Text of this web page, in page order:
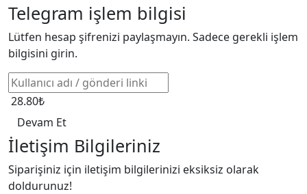
Telegram işlem bilgisi
Lütfen hesap şifrenizi paylaşmayın. Sadece gerekli işlem
bilgisini girin.
28.80₺
Devam Et
İletişim Bilgileriniz
Siparişiniz için iletişim bilgilerinizi eksiksiz olarak
doldurunuz!